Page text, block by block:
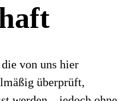
von uns hier
überprüft,